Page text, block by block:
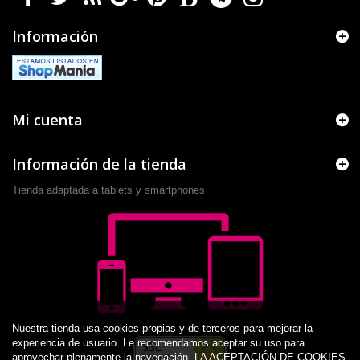
Información
Mi cuenta
Información de la tienda
Tienda adaptada a tablets y smartphones
Nuestra tienda usa cookies propias y de terceros para mejorar la
experiencia de usuario. Le recomendamos aceptar su uso para
aprovechar plenamente la navegación. LA ACEPTACIÓN DE COOKIES